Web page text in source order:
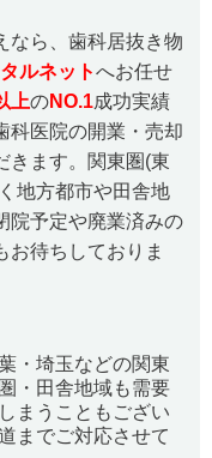
なら、歯科居抜き物
ルネットへお任せ
上のNO.1成功実績
科医院の開業・売却
きます。関東圏(東
地方都市や田舎地
院予定や廃業済みの
お待ちしておりま
・埼玉などの関東
・田舎地域も需要
まうこともござい
までご対応させて